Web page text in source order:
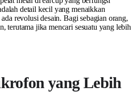
detail kecil yang menaikkan
revolusi desain. Bagi sebagian orang,
terutama jika mencari sesuatu yang lebih
yang Lebih